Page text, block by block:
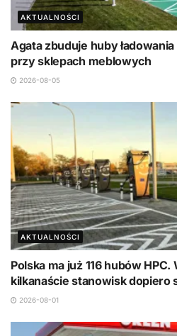
AKTUALNOŚCI
Agata zbuduje huby
przy sklepach meblowych
2026-08-05
AKTUALNOŚCI
Polska ma już 116 hubów
kilkanaście stanowisk dopiero
2026-08-01